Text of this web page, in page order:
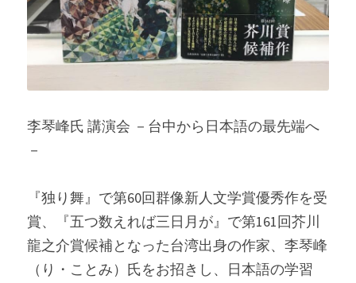
李琴峰氏 講演会 －台中から日本語の最先端へ
－
『独り舞』で第60回群像新人文学賞優秀作を受
賞、『五つ数えれば三日月が』で第161回芥川
龍之介賞候補となった台湾出身の作家、李琴峰
（り・ことみ）氏をお招きし、日本語の学習